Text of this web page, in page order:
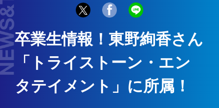
卒業生情報！東野絢香さん
「トライストーン・エン
タテイメント」に所属！